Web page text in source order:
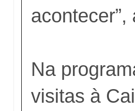
Na
visitas à